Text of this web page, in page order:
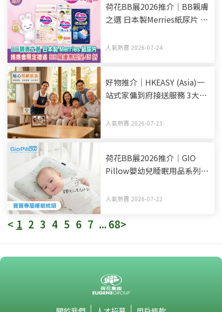
荷花BB展2026推介｜BB親膚
之選 日本製Merries紙尿片 媽
45折
人氣熱賣 2026-07-24
好物推介｜HKEASY (Asia)一
站式家傭到府接送服務 3大優
人氣熱賣 2026-07-23
荷花BB展2026推介｜GIO
Pillow嬰幼兒睡眠用品系列
呵護BB睡眠
人氣熱賣 2026-07-22
< 1 2 3 4 5 6 7 ... 68>